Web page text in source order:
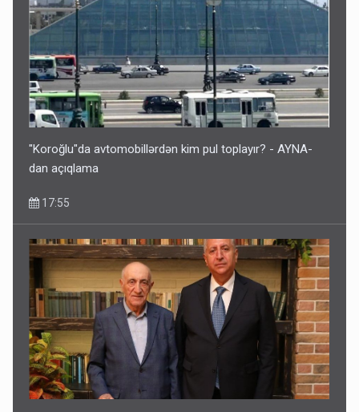
"Koroğlu"da avtomobillərdən kim pul toplayır? - AYNA-
dan açıqlama
17:55